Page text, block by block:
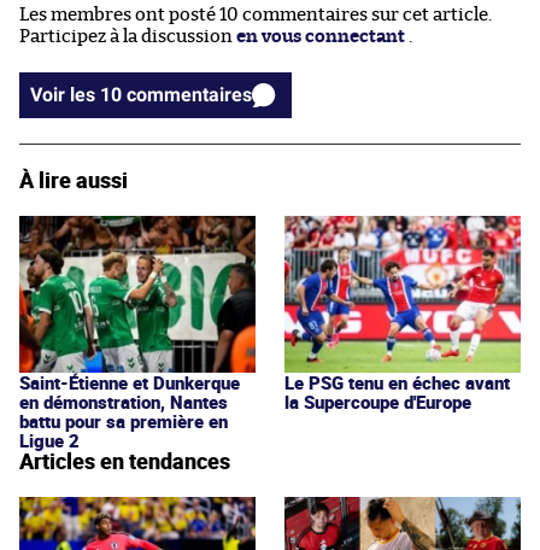
Les membres ont posté 10 commentaires sur cet article.
Participez à la discussion en vous connectant
Voir les 10 commentaires
À lire aussi
Saint-Étienne et Dunkerque
en démonstration, Nantes
battu pour sa première en
Ligue 2
Le PSG tenu en échec avant
la Supercoupe d'Europe
Articles en tendances